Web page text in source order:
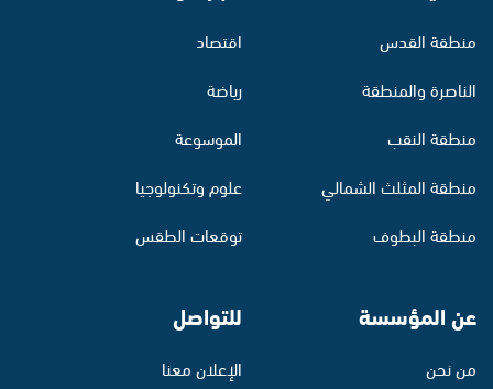
منطقة القدس
الناصرة والمنطقة
منطقة النقب
منطقة المثلث الشمالي
منطقة البطوف
اقتصاد
رياضة
الموسوعة
علوم وتكنولوجيا
توقعات الطقس
عن المؤسسة
من نحن
للتواصل
الإعلان معنا